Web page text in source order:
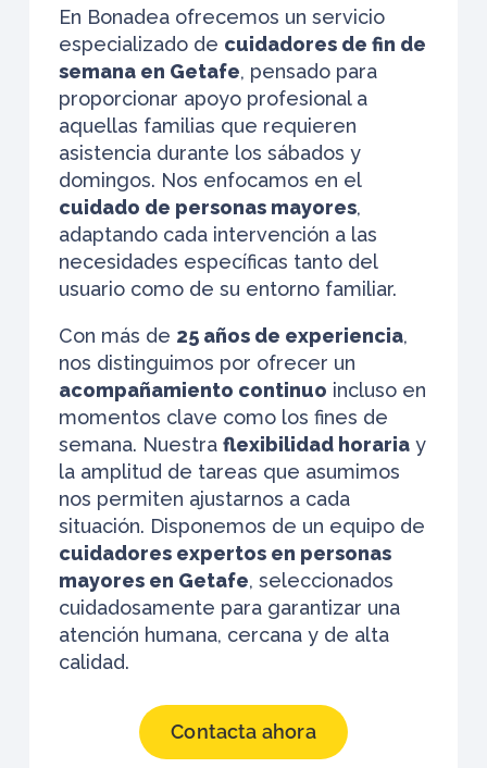
En Bonadea ofrecemos un servicio
especializado de cuidadores de fin de
semana en Getafe, pensado para
proporcionar apoyo profesional a
aquellas familias que requieren
asistencia durante los sábados y
domingos. Nos enfocamos en el
cuidado de personas mayores,
adaptando cada intervención a las
necesidades específicas tanto del
usuario como de su entorno familiar.
Con más de 25 años de experiencia,
nos distinguimos por ofrecer un
acompañamiento continuo incluso en
momentos clave como los fines de
semana. Nuestra flexibilidad horaria y
la amplitud de tareas que asumimos
nos permiten ajustarnos a cada
situación. Disponemos de un equipo de
cuidadores expertos en personas
mayores en Getafe, seleccionados
cuidadosamente para garantizar una
atención humana, cercana y de alta
calidad.
Contacta ahora